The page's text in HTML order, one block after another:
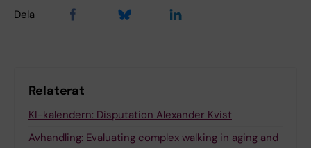
Dela
Relaterat
KI-kalendern: Disputation Alexander Kvist
Avhandling: Evaluating complex walking in aging and